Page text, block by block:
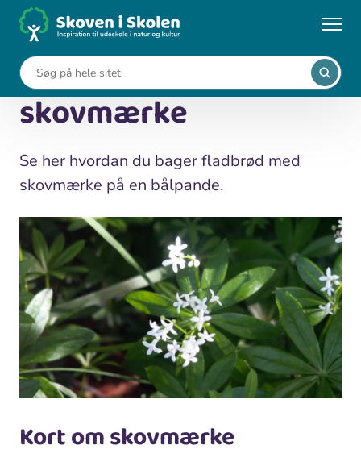
... Vild mad Fladbrød med skovmærke
Fladbrød med
skovmærke
Se her hvordan du bager fladbrød med
skovmærke på en bålpande.
Kort om skovmærke